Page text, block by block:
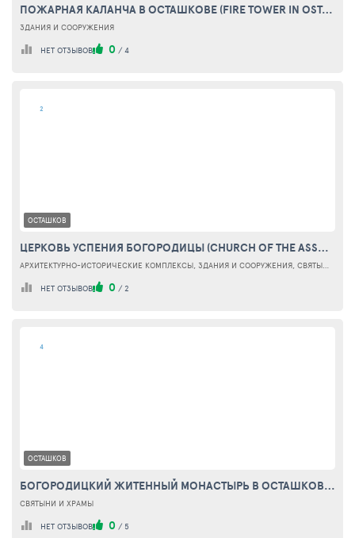
ПОЖАРНАЯ КАЛАНЧА В ОСТАШКОВЕ (FIRE TOWER IN OSTASHKOV)
ЗДАНИЯ И СООРУЖЕНИЯ
НЕТ ОТЗЫВОВ 0 / 4
2
ОСТАШКОВ
ЦЕРКОВЬ УСПЕНИЯ БОГОРОДИЦЫ (CHURCH OF THE ASSUMPTION OF THE BLESSED VIRGIN)
АРХИТЕКТУРНО-ИСТОРИЧЕСКИЕ КОМПЛЕКСЫ, ЗДАНИЯ И СООРУЖЕНИЯ, СВЯТЫНИ И ХРАМЫ
НЕТ ОТЗЫВОВ 0 / 2
4
ОСТАШКОВ
БОГОРОДИЦКИЙ ЖИТЕННЫЙ МОНАСТЫРЬ В ОСТАШКОВЕ (VIRGIN JITEN MONASTERY OSTASHKOV)
СВЯТЫНИ И ХРАМЫ
НЕТ ОТЗЫВОВ 0 / 5